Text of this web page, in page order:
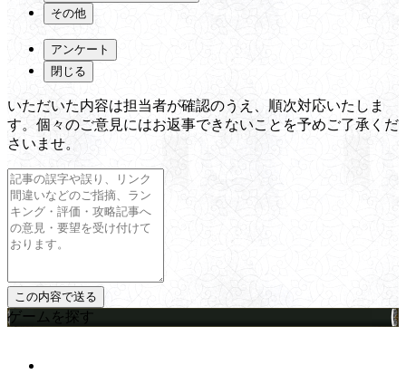
その他
アンケート
閉じる
いただいた内容は担当者が確認のうえ、順次対応いたしま
す。個々のご意見にはお返事できないことを予めご了承くだ
さいませ。
ゲームを探す